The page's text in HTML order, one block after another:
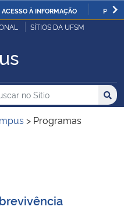
ACESSO À INFORMAÇÃO
SÍTIOS DA UFSM
no no Sítio
> Programas